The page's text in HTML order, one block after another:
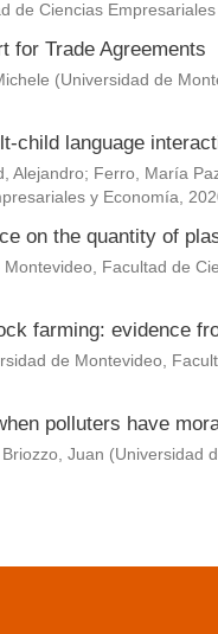
de Ciencias
for Trade Agreements
(Universidad de
child language
Alejandro; Ferro, María
y Economía,
on the quantity of
Facultad de
farming: evidence
de Montevideo,
polluters have
Briozzo, Juan (Universidad